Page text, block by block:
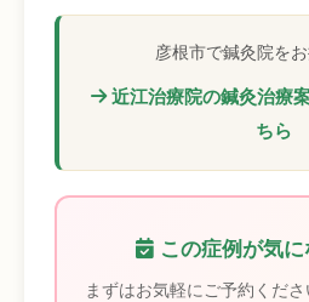
彦根市で鍼灸院を
近江治療院の鍼灸治療
ちら
この症例が気
まずはお気軽にご予約くだ